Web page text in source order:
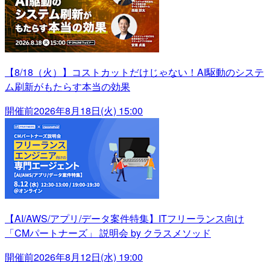
【8/18（火）】コストカットだけじゃない！AI駆動のシステ
ム刷新がもたらす本当の効果
開催前2026年8月18日(火) 15:00
【AI/AWS/アプリ/データ案件特集】ITフリーランス向け
「CMパートナーズ」 説明会 by クラスメソッド
開催前2026年8月12日(水) 19:00